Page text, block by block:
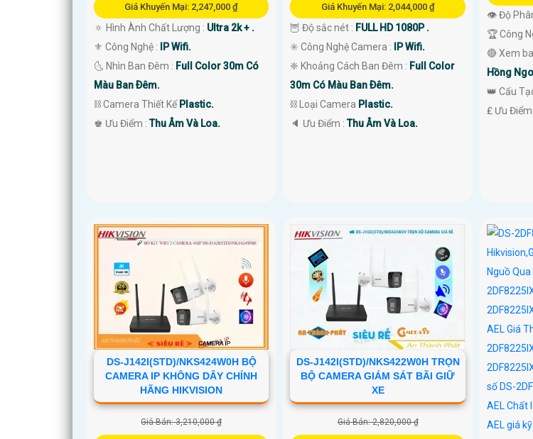
Giá Khuyến Mại: 2,247,000 ₫
🔅 Hình Ành Chất Lượng : Ultra 2k + .
⚜️ Công Nghệ :
IP Wifi.
🌜 Nhìn Ban Đêm : Full Color 30m Có
Màu Ban Ðêm.
⛓ Camera Thiết Kế Plastic.
️♚ Ưu Điểm :Thu Âm Và Loa.
Giá Khuyến Mại: 2,044,000 ₫
🦉 Độ sắc nét : FULL HD 1080P .
✳️ Công Nghệ Camera :
IP Wifi.
❈ Khoảng Cách Ban Đêm : Full Color
30m Có Màu Ban Ðêm.
⛓ Loại Camera Plastic.
️🔈 Ưu Điểm :Thu Âm Và Loa.
👁 Độ
🏆 Công
🔴 Xem
Hồng
👑 Cấu
️₤ Ưu Điểm
DS-J142I(STD)/NKS424W0H BỘ
CAMERA IP KHÔNG DÂY CHÍNH
HÃNG HIKVISION
Giá Bán: 3,210,000 ₫
DS-J142I(STD)/NKS422W0H TRỌN
BỘ CAMERA GIÁM SÁT BÃI GIỮ
XE
Giá Bán: 2,820,000 ₫